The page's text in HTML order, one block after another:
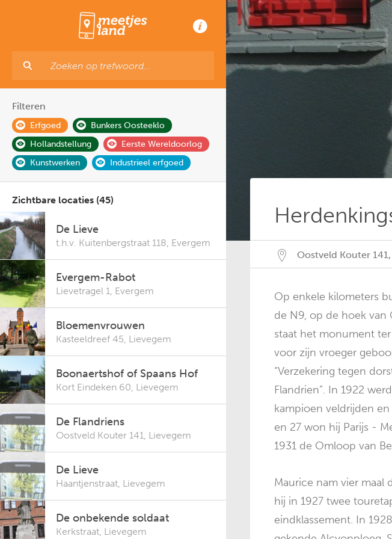
Oostveld Kouter 141,
Op enkele kilometers
de N9, op de hoek van
staat het monument
voor zijn vroeger
“Verzekering tegen
Flandrien”. In 1922
kampioen veldrijden
en 27 won hij Parijs -
1931 de Omloop van
Maurice nam vier maal
hij in 1927 twee
eindklassement. In
Filteren
Erfgoed
Bunkers Oosteeklo
Hollandstellung
Eerste Wereldoorlog
Kunstwerken
Industrieel erfgoed
Zichtbare locaties (45)
De Lieve
t.h.v. Kuitenbergstraat 118, Evergem
Evergem-Rabot
Lievetragel 1, Evergem
Bloemenvrouwen
Kasteeldreef 45, Lievegem
Boonaertshof of Spaans Hof
Kort Eindeken 60, Lievegem
De Flandriens
Oostveld Kouter 141, Lievegem
De Lieve
Haantjenstraat, Lievegem
De onbekende soldaat
Kerkstraat, Lievegem